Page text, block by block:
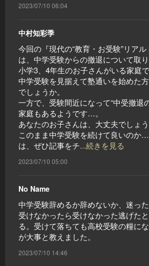
2023/07/10 06:04
中村知彩季
今回の『現代の“教育・お受験”リアル
は、中学受験からの撤退について取り
小学3、4年生のお子さんがいる家庭
中学受験を見据えて塾通いを始めた
でしょうか。
一方で、受験間近になって“中受撤退
家庭もあるようです…。
あなたのお子さんは、大丈夫でしょ
このまま中学受験を続けて良いのか
は、ぜひ記事をチ...続きを見る
2023/07/10 05:00
No Name
中学受験辞めるか辞めないか、迷った
受けなかったら受けなかった逃げた
る。受けて落ちても高校受験の糧に
が大事と教えました。
2023/07/10 14:46